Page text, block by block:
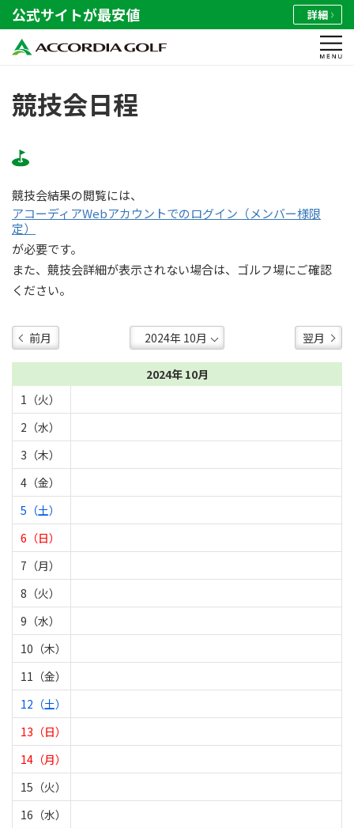
公式サイトが最安値 詳細
競技会日程
競技会結果の閲覧には、
アコーディアWebアカウントでのログイン（メンバー様限
定）
が必要です。
また、競技会詳細が表示されない場合は、ゴルフ場にご確認
ください。
前月 翌月
2024年 10月
1（火）
2（水）
3（木）
4（金）
5（土）
6（日）
7（月）
8（火）
9（水）
10（木）
11（金）
12（土）
13（日）
14（月）
15（火）
16（水）